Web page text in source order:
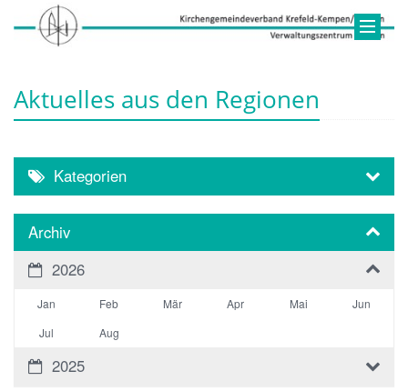
Aktuelles aus den Regionen
Kategorien
Archiv
2026
Jan Feb Mär Apr Mai
Jun
Jul
Aug
2025